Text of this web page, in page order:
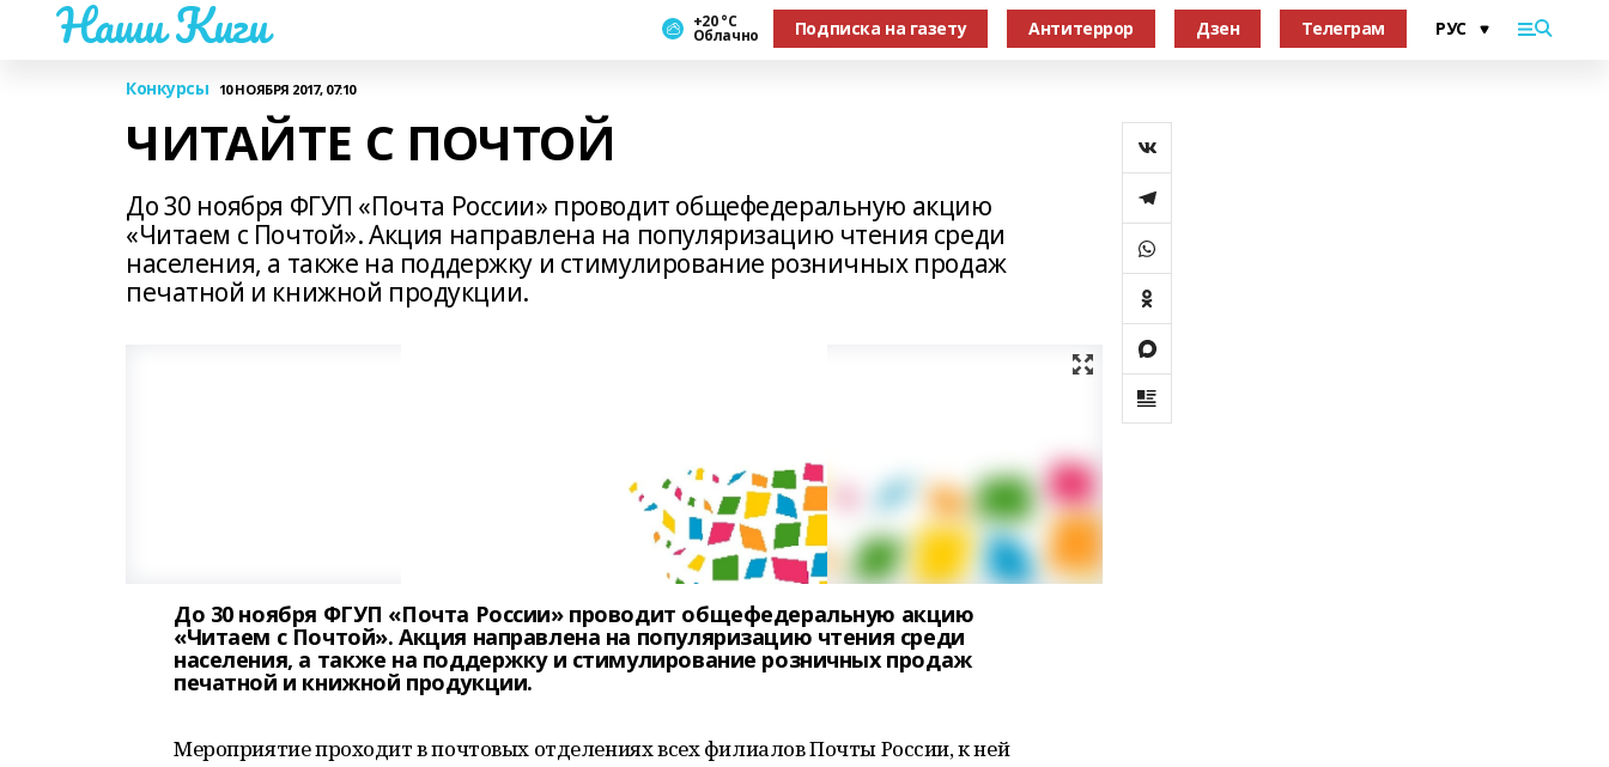
Наши Киги +20 °С
Облачно Подписка на газету Антитеррор Дзен Телеграм
Конкурсы 10 НОЯБРЯ 2017, 07:10
ЧИТАЙТЕ С ПОЧТОЙ
До 30 ноября ФГУП «Почта России» проводит общефедеральную акцию
«Читаем с Почтой». Акция направлена на популяризацию чтения среди
населения, а также на поддержку и стимулирование розничных продаж
печатной и книжной продукции.
До 30 ноября ФГУП «Почта России» проводит общефедеральную акцию
«Читаем с Почтой». Акция направлена на популяризацию чтения среди
населения, а также на поддержку и стимулирование розничных продаж
печатной и книжной продукции.
Мероприятие проходит в почтовых отделениях всех филиалов Почты России, к ней